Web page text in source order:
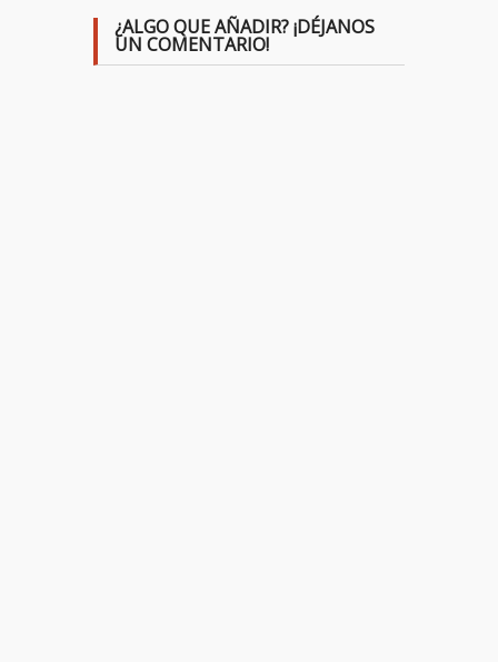
¿ALGO QUE AÑADIR? ¡DÉJANOS
UN COMENTARIO!